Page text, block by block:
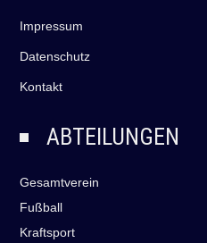
Impressum
Datenschutz
Kontakt
ABTEILUNGEN
Gesamtverein
Fußball
Kraftsport